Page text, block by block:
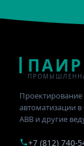
ПАИР
автоматизации
ABB и другие
+7 (812) 740-